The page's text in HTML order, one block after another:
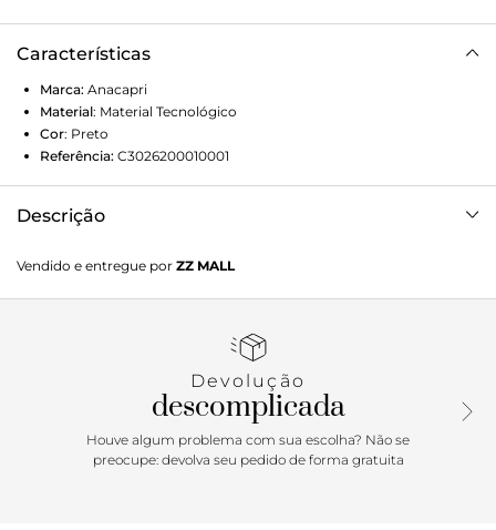
Características
Marca: Anacapri
Material: Material Tecnológico
Cor: Preto
Referência: C3026200010001
Descrição
matelassê por toda a sua extensão e aplicação de pequeno
laço na gáspea. Porque Apostar: Assim como você, essa
matelassê com shape clássico e aplicação super delicada
nessa estação. Versátil e básica, ela vai bem com quase
tudo e é perfeita pra finalizar os looks dando aquela
descomplicada que a gente adora. Aposte e adquira a
companhia perfeita pra te levar pra todos os lugares!
Vendido e entregue por ZZ MALL
Devolução
descomplicada
Houve algum problema com sua escolha? Não se
preocupe: devolva seu pedido de forma gratuita